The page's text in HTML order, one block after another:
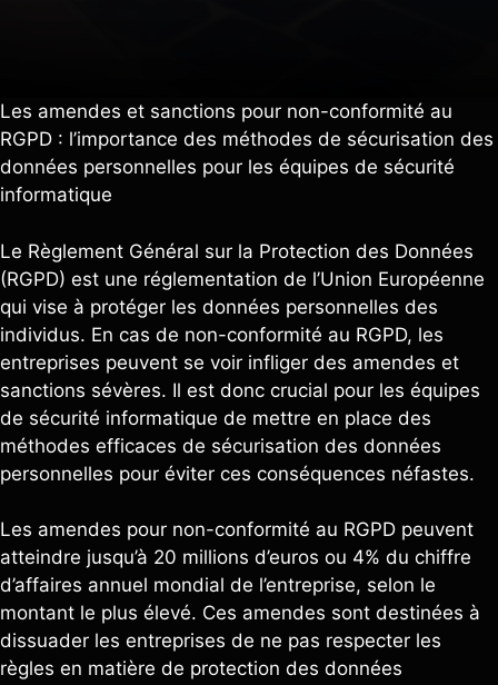
Les amendes et sanctions pour non-conformité au
RGPD : l’importance des méthodes de sécurisation des
données personnelles pour les équipes de sécurité
informatique
Le Règlement Général sur la Protection des Données
(RGPD) est une réglementation de l’Union Européenne
qui vise à protéger les données personnelles des
individus. En cas de non-conformité au RGPD, les
entreprises peuvent se voir infliger des amendes et
sanctions sévères. Il est donc crucial pour les équipes
de sécurité informatique de mettre en place des
méthodes efficaces de sécurisation des données
personnelles pour éviter ces conséquences néfastes.
Les amendes pour non-conformité au RGPD peuvent
atteindre jusqu’à 20 millions d’euros ou 4% du chiffre
d’affaires annuel mondial de l’entreprise, selon le
montant le plus élevé. Ces amendes sont destinées à
dissuader les entreprises de ne pas respecter les
règles en matière de protection des données